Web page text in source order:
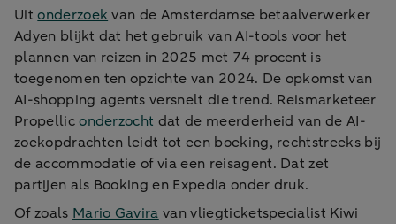
Uitonderzoek van de Amsterdamse betaalverwerker
Adyen blijkt dat het gebruik van AI-tools voor het
plannen van reizen in 2025 met 74 procent is
toegenomen ten opzichte van 2024. De opkomst van
AI-shopping agents versnelt die trend. Reismarketeer
Propelliconderzocht dat de meerderheid van de AI-
zoekopdrachten leidt tot een boeking, rechtstreeks bij
de accommodatie of via een reisagent. Dat zet
partijen als Booking en Expedia onder druk.
Of zoals Mario Gavira van vliegticketspecialist Kiwi